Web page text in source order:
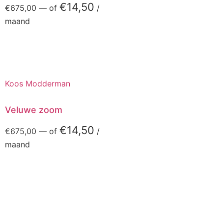
€675,00 — of €14,50 /
maand
Koos Modderman
Veluwe zoom
€675,00 — of €14,50 /
maand